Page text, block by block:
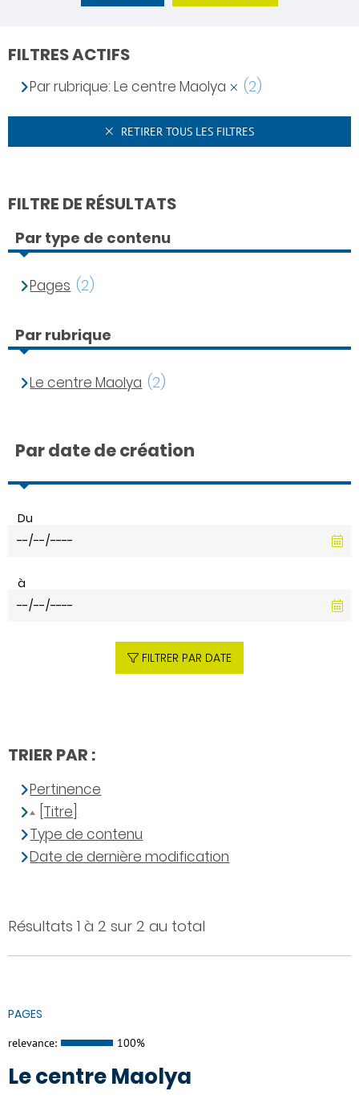
Résultats 1 à 2 sur 2 au total
PAGES
relevance: 100%
Le centre Maolya
FILTRES ACTIFS
Par rubrique: Le centre Maolya (2)
RETIRER TOUS LES FILTRES
FILTRE DE RÉSULTATS
Par type de contenu
Pages (2)
Par rubrique
Le centre Maolya (2)
Par date de création
Du
à
FILTRER PAR DATE
TRIER PAR :
Pertinence
[Titre]
Type de contenu
Date de dernière modification